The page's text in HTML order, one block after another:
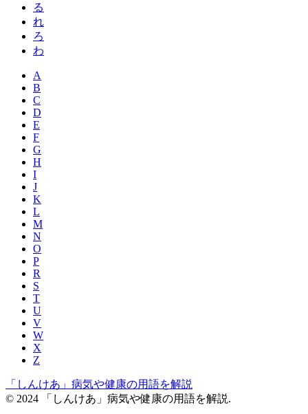
る
れ
ろ
わ
A
B
C
D
E
F
G
H
I
J
K
L
M
N
O
P
R
S
T
U
V
W
X
Z
「しんけあ」病気や健康の用語を解説
© 2024 「しんけあ」病気や健康の用語を解説.